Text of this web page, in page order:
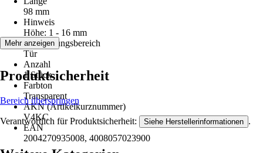
98 mm
Hinweis
Höhe: 1 - 16 mm
Anwendungsbereich
Tür
Anzahl
1 Stück
Farbton
Transparent
AKN (Artikelkurznummer)
V4KC
EAN
2004270935008, 4008057023900
Mehr anzeigen
Produktsicherheit
Bereich überspringen
Verantwortlich für Produktsicherheit: Siehe Herstellerinformationen .